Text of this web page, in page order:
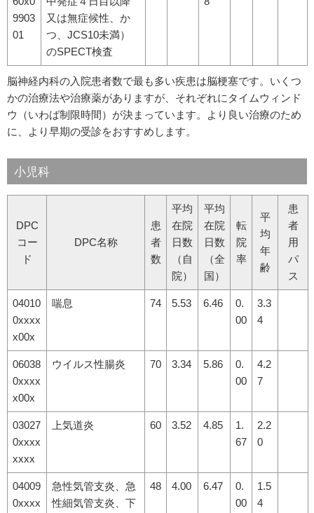
9903
01
又は無症候性、か
つ、JCS10未満）
のSPECT検査
脳神経内科の入院患者数で最も多い疾患は脳梗塞です。いくつ
かの治療法や治療薬がありますが、それぞれにタイムウィンド
ウ（いわば制限時間）が決まっています。より良い治療のため
に、より早期の受診をおすすめします。
小児科
DPC
コー
ド
DPC名称
患
者
数
平均
在院
日数
（自
院）
平均
在院
日数
（全
国）
転
院
率
平
均
年
齢
患
者
用
パ
ス
04010
0xxxx
x00x
喘息 74 5.53 6.46
0.
00
3.3
4
06038
0xxxx
x00x
ウイルス性腸炎 70 3.34 5.86
0.
00
4.2
7
03027
0xxxx
xxxx
上気道炎 60 3.52 4.85
1.
67
2.2
0
04009
0xxxx
急性気管支炎、急
性細気管支炎、下
48 4.00 6.47
0.
00
1.5
4